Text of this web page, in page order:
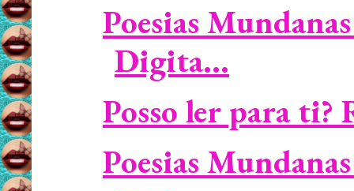
Poesias
Digita...
Posso ler para ti?
Poesias